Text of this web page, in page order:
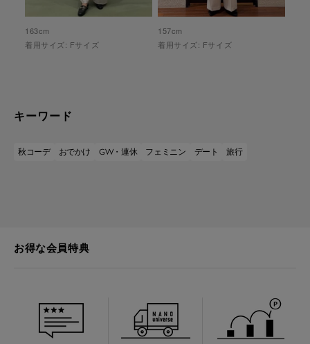
163cm
着用サイズ: Fサイズ
157cm
着用サイズ: Fサイズ
キーワード
秋コーデ おでかけ GW・連休 フェミニン デート 旅行
お得な会員特典